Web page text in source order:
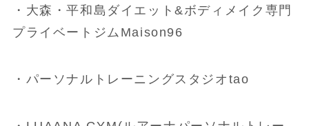
・大森・平和島ダイエット&ボディメイク専門
プライベートジムMaison96
・パーソナルトレーニングスタジオtao